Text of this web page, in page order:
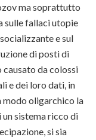
ma soprattutto
sulle fallaci utopie
e sul
di posti di
da colossi
e dei loro dati, in
modo oligarchico la
un sistema ricco di
si sia